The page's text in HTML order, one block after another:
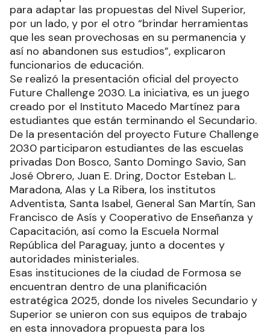
para adaptar las propuestas del Nivel Superior,
por un lado, y por el otro “brindar herramientas
que les sean provechosas en su permanencia y
así no abandonen sus estudios”, explicaron
funcionarios de educación.
Se realizó la presentación oficial del proyecto
Future Challenge 2030. La iniciativa, es un juego
creado por el Instituto Macedo Martínez para
estudiantes que están terminando el Secundario.
De la presentación del proyecto Future Challenge
2030 participaron estudiantes de las escuelas
privadas Don Bosco, Santo Domingo Savio, San
José Obrero, Juan E. Dring, Doctor Esteban L.
Maradona, Alas y La Ribera, los institutos
Adventista, Santa Isabel, General San Martín, San
Francisco de Asís y Cooperativo de Enseñanza y
Capacitación, así como la Escuela Normal
República del Paraguay, junto a docentes y
autoridades ministeriales.
Esas instituciones de la ciudad de Formosa se
encuentran dentro de una planificación
estratégica 2025, donde los niveles Secundario y
Superior se unieron con sus equipos de trabajo
en esta innovadora propuesta para los